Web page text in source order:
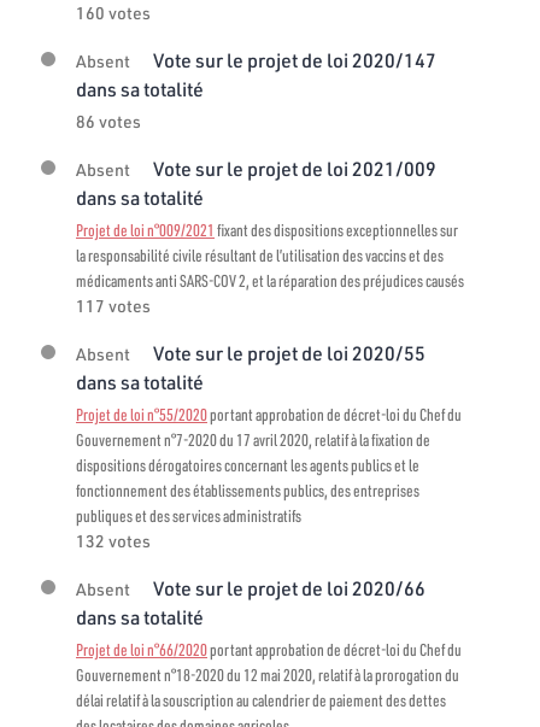
160 votes
Absent
Vote sur le projet de loi 2020/147
dans sa totalité
86 votes
Absent
Vote sur le projet de loi 2021/009
dans sa totalité
Projet de loi n°009/2021 fixant des dispositions exceptionnelles sur
la responsabilité civile résultant de l’utilisation des vaccins et des
médicaments anti SARS-COV 2, et la réparation des préjudices causés
117 votes
Absent
Vote sur le projet de loi 2020/55
dans sa totalité
Projet de loi n°55/2020portant approbation de décret-loi du Chef du
Gouvernement n°7-2020 du 17 avril 2020, relatif à la fixation de
dispositions dérogatoires concernant les agents publics et le
fonctionnement des établissements publics, des entreprises
publiques et des services administratifs
132 votes
Absent
Vote sur le projet de loi 2020/66
dans sa totalité
Projet de loi n°66/2020portant approbation de décret-loi du Chef du
Gouvernement n°18-2020 du 12 mai 2020, relatif à la prorogation du
délai relatif à la souscription au calendrier de paiement des dettes